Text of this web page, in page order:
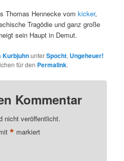
Thomas Hennecke vomkicker,
Tragödie und ganz große
sein Haupt in Demut.
KurbjuhnunterSpocht, Ungeheuer!
für den Permalink.
Kommentar
nicht veröffentlicht.
* markiert